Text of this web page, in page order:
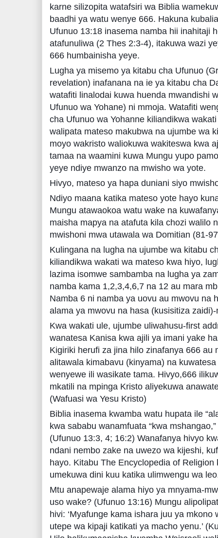
karne silizopita watafsiri wa Biblia
baadhi ya watu wenye 666. Hakuna
Ufunuo 13:18 inasema namba hii inahitaji
atafunuliwa (2 Thes 2:3-4), itakuwa wazi
666 humbainisha yeye.
Lugha ya misemo ya kitabu cha Ufunuo
revelation) inafanana na ie ya kitabu cha
watafiti linalodai kuwa huenda mwandishi
Ufunuo wa Yohane) ni mmoja. Watafiti
cha Ufunuo wa Yohanne kiliandikwa
walipata mateso makubwa na ujumbe wa
moyo wakristo waliokuwa wakiteswa kwa
tamaa na waamini kuwa Mungu yupo
yeye ndiye mwanzo na mwisho wa yote.
Hivyo, mateso ya hapa duniani siyo
Ndiyo maana katika mateso yote hayo
Mungu atawaokoa watu wake na
maisha mapya na atafuta kila chozi walilo
mwishoni mwa utawala wa Domitian (81-
Kulingana na lugha na ujumbe wa kitabu
kiliandikwa wakati wa mateso kwa hiyo,
lazima isomwe sambamba na lugha ya
namba kama 1,2,3,4,6,7 na 12 au mara
Namba 6 ni namba ya uovu au mwovu na
alama ya mwovu na hasa (kusisitiza
Kwa wakati ule, ujumbe uliwahusu-first
wanatesa Kanisa kwa ajili ya imani yake
Kigiriki herufi za jina hilo zinafanya 666 au
alitawala kimabavu (kinyama) na
wenyewe ili wasikate tama. Hivyo,666
mkatili na mpinga Kristo aliyekuwa
(Wafuasi wa Yesu Kristo)
Biblia inasema kwamba watu hupata ile
kwa sababu wanamfuata “kwa
(Ufunuo 13:3, 4; 16:2) Wanafanya hivyo
ndani nembo zake na uwezo wa kijeshi,
hayo. Kitabu The Encyclopedia of Religion
umekuwa dini kuu katika ulimwengu wa
Mtu anapewaje alama hiyo ya mnyama-
uso wake? (Ufunuo 13:16) Mungu
hivi: ‘Myafunge kama ishara juu ya
utepe wa kipaji katikati ya macho yenu.’